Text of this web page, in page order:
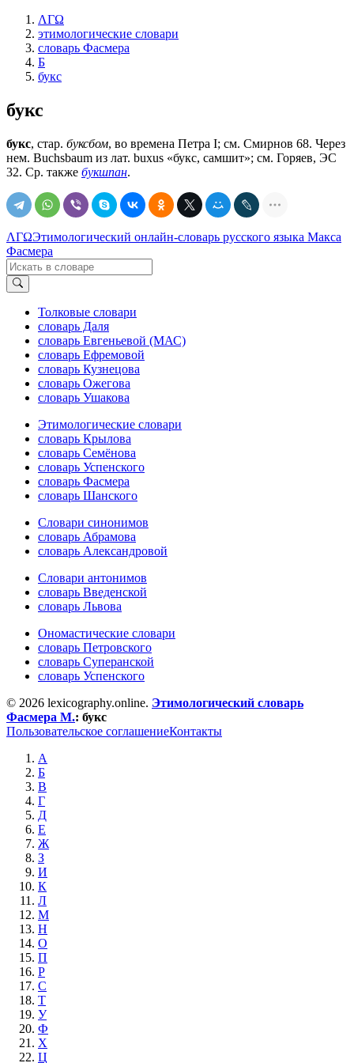
ΛΓΩ
этимологические словари
словарь Фасмера
Б
букс
букс
букс, стар. буксбом, во времена Петра I; см. Смирнов 68. Через
нем. Buchsbaum из лат. buxus «букс, самшит»; см. Горяев, ЭС
32. Ср. также букшпан.
ΛΓΩЭтимологический онлайн-словарь русского языка Макса
Фасмера
Толковые словари
словарь Даля
словарь Евгеньевой (МАС)
словарь Ефремовой
словарь Кузнецова
словарь Ожегова
словарь Ушакова
Этимологические словари
словарь Крылова
словарь Семёнова
словарь Успенского
словарь Фасмера
словарь Шанского
Словари синонимов
словарь Абрамова
словарь Александровой
Словари антонимов
словарь Введенской
словарь Львова
Ономастические словари
словарь Петровского
словарь Суперанской
словарь Успенского
© 2026 lexicography.online. Этимологический словарь
Фасмера М.: букс
Пользовательское соглашениеКонтакты
А
Б
В
Г
Д
Е
Ж
З
И
К
Л
М
Н
О
П
Р
С
Т
У
Ф
Х
Ц